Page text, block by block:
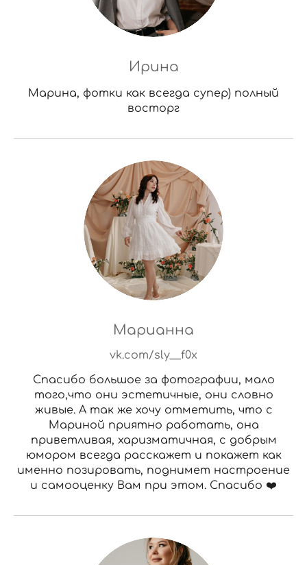
Ирина
Марина, фотки как всегда супер) полный
восторг
Марианна
vk.com/sly__f0x
Спасибо большое за фотографии, мало
того,что они эстетичные, они словно
живые. А так же хочу отметить, что с
Мариной приятно работать, она
приветливая, харизматичная, с добрым
юмором всегда расскажет и покажет как
именно позировать, поднимет настроение
и самооценку Вам при этом. Спасибо ❤️